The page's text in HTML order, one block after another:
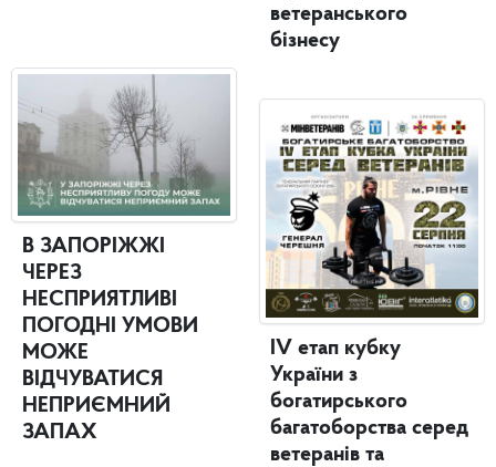
В ЗАПОРІЖЖІ
ЧЕРЕЗ
НЕСПРИЯТЛИВІ
ПОГОДНІ УМОВИ
МОЖЕ
ВІДЧУВАТИСЯ
НЕПРИЄМНИЙ
ЗАПАХ
ветеранського
бізнесу
IV етап кубку
України з
богатирського
багатоборства серед
ветеранів та